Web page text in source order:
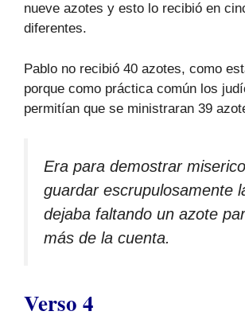
nueve azotes y esto lo recibió en
diferentes.
Pablo no recibió 40 azotes, como
porque como práctica común los
permitían que se ministraran 39
Era para demostrar
guardar escrupulosamente
dejaba faltando un azote
más de la cuenta.
Verso 4